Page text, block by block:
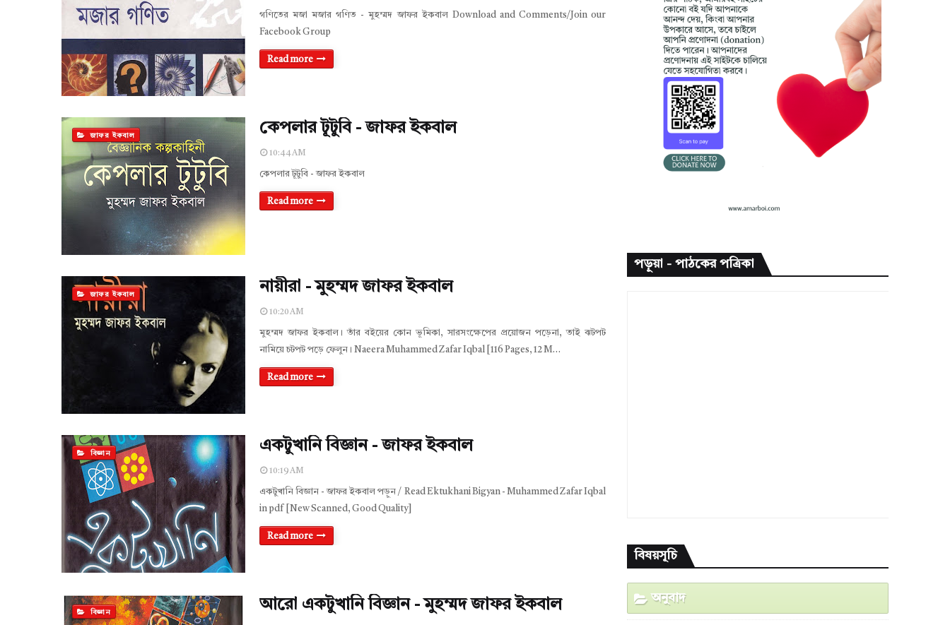
গণিতের মজা মজার গণিত - মুহম্মদ জাফর ইকবাল Download and Comments/Join our
Facebook Group
Read more
জাফর ইকবাল কেপলার টূটুবি - জাফর ইকবাল
10:44 AM
কেপলার টূটুবি - জাফর ইকবাল
Read more
জাফর ইকবাল নায়ীরা - মুহম্মদ জাফর ইকবাল
10:20 AM
মুহম্মদ জাফর ইকবাল। তাঁর বইয়ের কোন ভূমিকা, সারসংক্ষেপের প্রয়োজন পড়েনা, তাই ঝটপট
নামিয়ে চটপট পড়ে ফেলুন। Naeera Muhammed Zafar Iqbal [116 Pages, 12 M…
Read more
বিজ্ঞান একটুখানি বিজ্ঞান - জাফর ইকবাল
10:19 AM
একটুখানি বিজ্ঞান - জাফর ইকবাল পড়ুন / Read Ektukhani Bigyan - Muhammed Zafar Iqbal
in pdf [New Scanned, Good Quality]
Read more
বিজ্ঞান আরো একটুখানি বিজ্ঞান - মুহম্মদ জাফর ইকবাল
পড়ুয়া - পাঠকের পত্রিকা
বিষয়সূচি
অনুবাদ